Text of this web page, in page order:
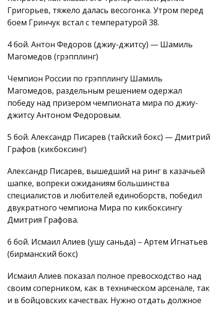
Григорьев, тяжело далась весогонка. Утром перед
боем Гринчук встал с температурой 38.
4 бой. Антон Федоров (джиу-джитсу) — Шамиль
Магомедов (грэпплинг)
Чемпион России по грэпплингу Шамиль
Магомедов, раздельным решением одержал
победу над призером чемпионата мира по джиу-
джитсу Антоном Федоровым.
5 бой. Александр Писарев (тайский бокс) — Дмитрий
Графов (кикбоксинг)
Александр Писарев, вышедший на ринг в казачьей
шапке, вопреки ожиданиям большинства
специалистов и любителей единоборств, победил
двукратного чемпиона Мира по кикбоксингу
Дмитрия Графова.
6 бой. Исмаил Алиев (ушу саньда) – Артем Игнатьев
(бирманский бокс)
Исмаил Алиев показал полное превосходство над
своим соперником, как в техническом арсенале, так
и в бойцовских качествах. Нужно отдать должное